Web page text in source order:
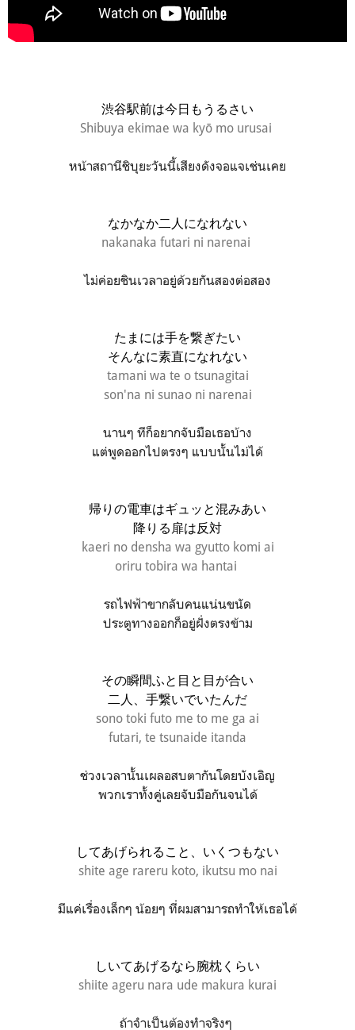
渋谷駅前は今日もうるさい
Shibuya ekimae wa kyō mo urusai
หน้าสถานีชิบุยะวันนี้เสียงดังจอแจเช่นเคย
なかなか二人になれない
nakanaka futari ni narenai
ไม่ค่อยชินเวลาอยู่ด้วยกันสองต่อสอง
たまには手を繋ぎたい
そんなに素直になれない
tamani wa te o tsunagitai
son'na ni sunao ni narenai
นานๆ ทีก็อยากจับมือเธอบ้าง
แต่พูดออกไปตรงๆ แบบนั้นไม่ได้
帰りの電車はギュッと混みあい
降りる扉は反対
kaeri no densha wa gyutto komi ai
oriru tobira wa hantai
รถไฟฟ้าขากลับคนแน่นขนัด
ประตูทางออกก็อยู่ฝั่งตรงข้าม
その瞬間ふと目と目が合い
二人、手繋いでいたんだ
sono toki futo me to me ga ai
futari, te tsunaide itanda
ช่วงเวลานั้นเผลอสบตากันโดยบังเอิญ
พวกเราทั้งคู่เลยจับมือกันจนได้
してあげられること、いくつもない
shite age rareru koto, ikutsu mo nai
มีแค่เรื่องเล็กๆ น้อยๆ ที่ผมสามารถทำให้เธอได้
しいてあげるなら腕枕くらい
shiite ageru nara ude makura kurai
ถ้าจำเป็นต้องทำจริงๆ